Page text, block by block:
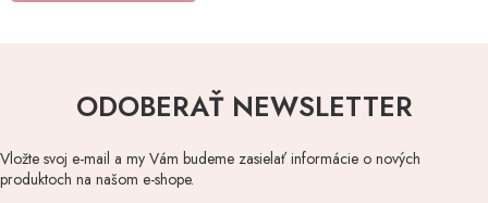
ODOBERAŤ NEWSLETTER
Vložte svoj e-mail a my Vám budeme zasielať informácie o nových
produktoch na našom e-shope.